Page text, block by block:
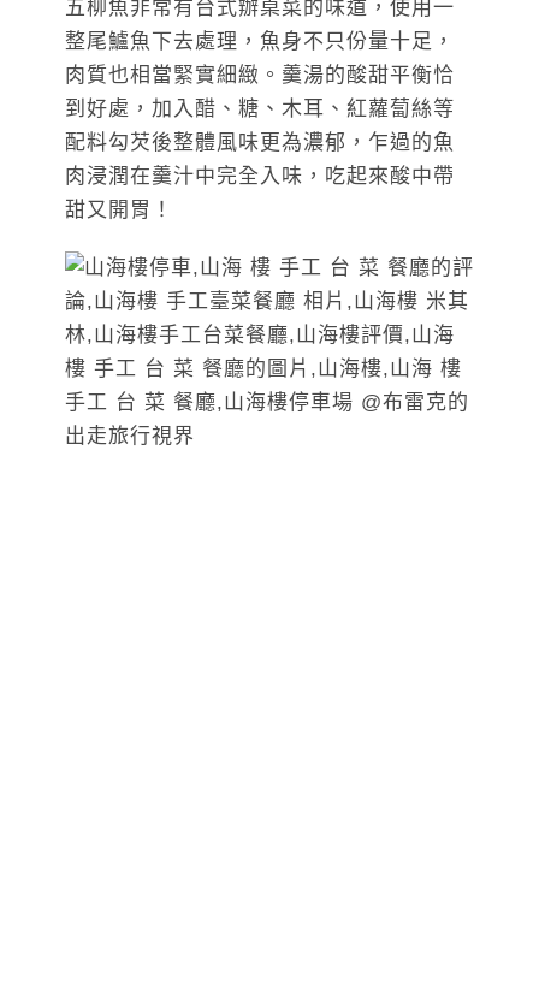
五柳魚非常有台式辦桌菜的味道，使用一
整尾鱸魚下去處理，魚身不只份量十足，
肉質也相當緊實細緻。羹湯的酸甜平衡恰
到好處，加入醋、糖、木耳、紅蘿蔔絲等
配料勾芡後整體風味更為濃郁，乍過的魚
肉浸潤在羹汁中完全入味，吃起來酸中帶
甜又開胃！